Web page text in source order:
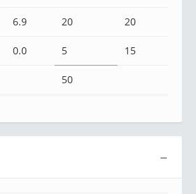
6.9 20 20
0.0 5 15
50
−